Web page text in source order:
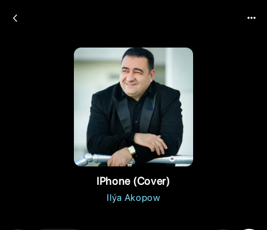
IPhone (Cover)
Ilýa Akopow